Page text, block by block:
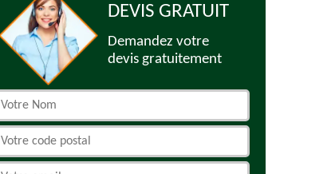
DEVIS GRATUIT
Demandez votre
devis gratuitement